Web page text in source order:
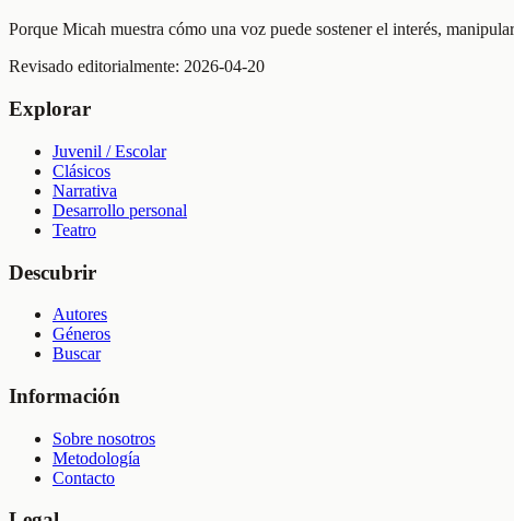
Porque Micah muestra cómo una voz puede sostener el interés,
Revisado editorialmente: 2026-04-20
Explorar
Juvenil / Escolar
Clásicos
Narrativa
Desarrollo personal
Teatro
Descubrir
Autores
Géneros
Buscar
Información
Sobre nosotros
Metodología
Contacto